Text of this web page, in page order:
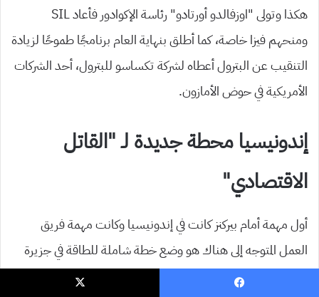
هكذا وتولى “اوزفالدو أورتادو” رئاسة الإكوادور فأعاد SIL
ومنحهم فيزا خاصة، كما أطلق بنهاية العام برنامجًا طموحًا لزيادة
التنقيب عن البترول أعطاه لشركة تكساسو للبترول، أحد الشركات
الأمريكية في حوض الأمازون.
إندونيسيا محطة جديدة لـ “القاتل
الاقتصادي”
أول مهمة أمام بيركنز كانت في إندونيسيا وكانت مهمة فريق
العمل المتوجه إلى هناك هو وضع خطة شاملة للطاقة في جزيرة
جواه والتي ستسهم في ازدهار اقتصاد الجزيرة, إندونيسيا كما